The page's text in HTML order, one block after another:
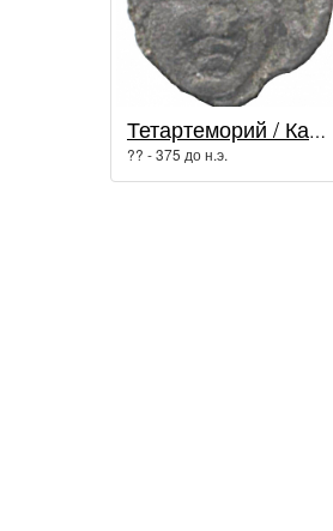
Тетартеморий / Кария
?? - 375 до н.э.